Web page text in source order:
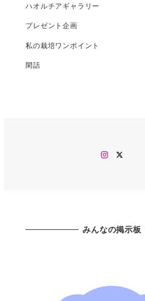
ハオルチアギャラリー
プレゼント企画
私の栽培ワンポイント
閑話
Instagram
みんなの掲示板